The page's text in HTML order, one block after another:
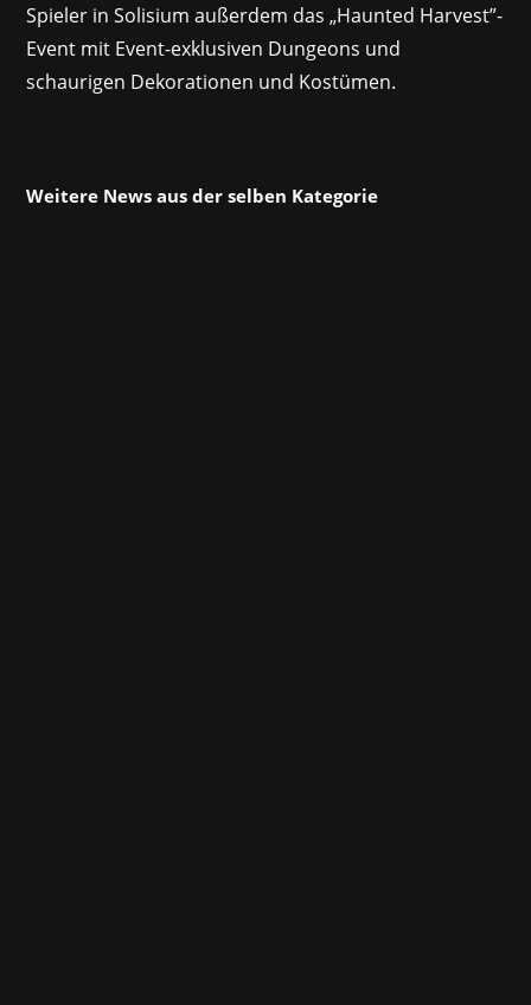
Spieler in Solisium außerdem das „Haunted Harvest”-
Event mit Event-exklusiven Dungeons und
schaurigen Dekorationen und Kostümen.
Weitere News aus der selben Kategorie